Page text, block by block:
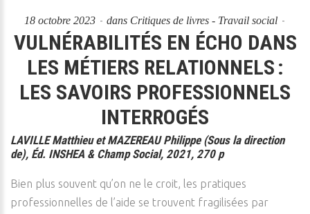
18 octobre 2023 dans Critiques de livres - Travail social
VULNÉRABILITÉS EN ÉCHO DANS
LES MÉTIERS RELATIONNELS :
LES SAVOIRS PROFESSIONNELS
INTERROGÉS
LAVILLE Matthieu et MAZEREAU Philippe (Sous la direction
de), Éd. INSHEA & Champ Social, 2021, 270 p
Bien plus souvent qu’on ne le croit, les pratiques
professionnelles de l’aide se trouvent fragilisées par